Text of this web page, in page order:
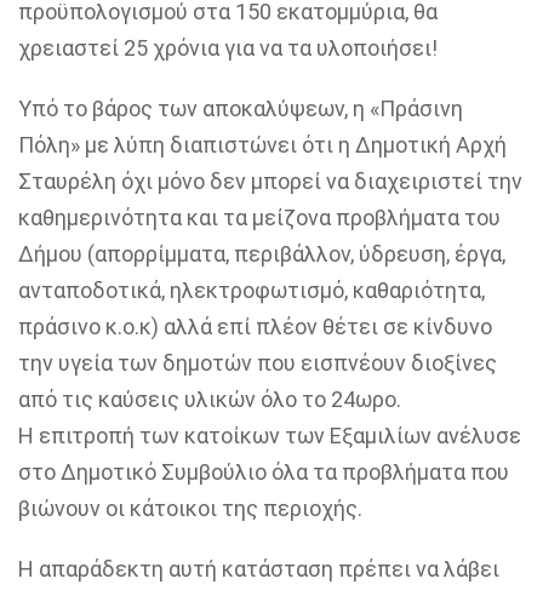
προϋπολογισμού στα 150 εκατομμύρια, θα
χρειαστεί 25 χρόνια για να τα υλοποιήσει!
Υπό το βάρος των αποκαλύψεων, η «Πράσινη
Πόλη» με λύπη διαπιστώνει ότι η Δημοτική Αρχή
Σταυρέλη όχι μόνο δεν μπορεί να διαχειριστεί την
καθημερινότητα και τα μείζονα προβλήματα του
Δήμου (απορρίμματα, περιβάλλον, ύδρευση, έργα,
ανταποδοτικά, ηλεκτροφωτισμό, καθαριότητα,
πράσινο κ.ο.κ) αλλά επί πλέον θέτει σε κίνδυνο
την υγεία των δημοτών που εισπνέουν διοξίνες
από τις καύσεις υλικών όλο το 24ωρο.
Η επιτροπή των κατοίκων των Εξαμιλίων ανέλυσε
στο Δημοτικό Συμβούλιο όλα τα προβλήματα που
βιώνουν οι κάτοικοι της περιοχής.
Η απαράδεκτη αυτή κατάσταση πρέπει να λάβει